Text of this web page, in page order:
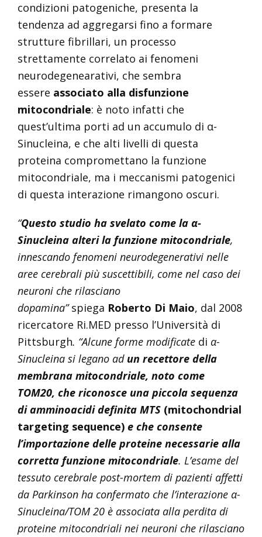
condizioni patogeniche, presenta la
tendenza ad aggregarsi fino a formare
strutture fibrillari, un processo
strettamente correlato ai fenomeni
neurodegenearativi, che sembra
essere associato alla disfunzione
mitocondriale: è noto infatti che
quest’ultima porti ad un accumulo di α-
Sinucleina, e che alti livelli di questa
proteina compromettano la funzione
mitocondriale, ma i meccanismi patogenici
di questa interazione rimangono oscuri.
“Questo studio ha svelato come la α-
Sinucleina alteri la funzione mitocondriale,
innescando fenomeni neurodegenerativi nelle
aree cerebrali più suscettibili, come nel caso dei
neuroni che rilasciano
dopamina”spiega Roberto Di Maio, dal 2008
ricercatore Ri.MED presso l’Università di
Pittsburgh. “Alcune forme modificate di α-
Sinucleina si legano ad un recettore della
membrana mitocondriale, noto come
TOM20, che riconosce una piccola sequenza
di amminoacidi definita MTS (mitochondrial
targeting sequence)e che consente
l’importazione delle proteine necessarie alla
corretta funzione mitocondriale. L’esame del
tessuto cerebrale post-mortem di pazienti affetti
da Parkinson ha confermato che l’interazione α-
Sinucleina/TOM 20 è associata alla perdita di
proteine ​​mitocondriali nei neuroni che rilasciano